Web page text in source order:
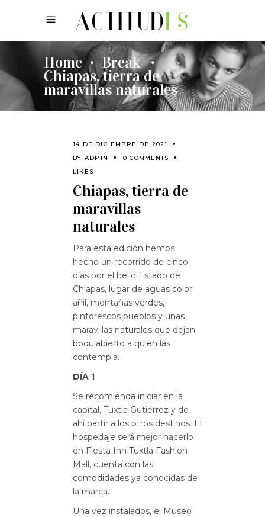
Home • Break •
Chiapas, tierra de
maravillas naturales
14 DE DICIEMBRE DE 2021
BY ADMIN
0 COMMENTS
LIKES
Chiapas, tierra de
maravillas
naturales
Para esta edición hemos
hecho un recorrido de cinco
días por el bello Estado de
Chiapas, lugar de aguas color
añil, montañas verdes,
pintorescos pueblos y unas
maravillas naturales que dejan
boquiabierto a quien las
contempla.
DÍA 1
Se recomienda iniciar en la
capital, Tuxtla Gutiérrez y de
ahí partir a los otros destinos. El
hospedaje será mejor hacerlo
en Fiesta Inn Tuxtla Fashion
Mall, cuenta con las
comodidades ya conocidas de
la marca.
Una vez instalados, el Museo